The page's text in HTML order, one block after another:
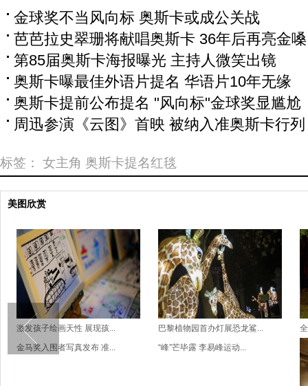
金球奖不当风向标 奥斯卡或成公关战
芭芭拉史翠珊将献唱奥斯卡 36年后再亮金嗓
第85届奥斯卡海报曝光 主持人微笑出镜
奥斯卡曝最佳外语片提名 华语片10年无缘
奥斯卡提前公布提名 "风向标"金球奖显尴尬
周迅参演《云图》首映 被纳入准奥斯卡行列
标签： 女主角 奥斯卡提名红毯
美图欣赏
激发孩子绘画天性 展现孩... 巴黎植物园首办灯展恐龙鲨...
金马奖入围者写真发布 准...
“峰”芒毕露 李易峰运动...